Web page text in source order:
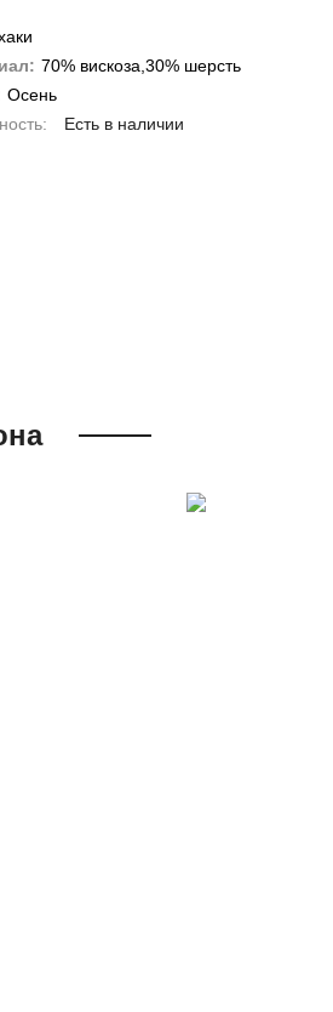
70% вискоза,30% шерсть
Осень
Есть в наличии